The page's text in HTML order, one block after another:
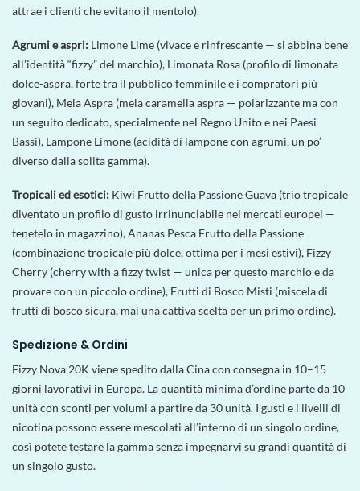
attrae i clienti che evitano il mentolo).
Agrumi e aspri: Limone Lime (vivace e rinfrescante — si abbina bene
all’identità “fizzy” del marchio), Limonata Rosa (profilo di limonata
dolce-aspra, forte tra il pubblico femminile e i compratori più
giovani), Mela Aspra (mela caramella aspra — polarizzante ma con
un seguito dedicato, specialmente nel Regno Unito e nei Paesi
Bassi), Lampone Limone (acidità di lampone con agrumi, un po’
diverso dalla solita gamma).
Tropicali ed esotici: Kiwi Frutto della Passione Guava (trio tropicale
diventato un profilo di gusto irrinunciabile nei mercati europei —
tenetelo in magazzino), Ananas Pesca Frutto della Passione
(combinazione tropicale più dolce, ottima per i mesi estivi), Fizzy
Cherry (cherry with a fizzy twist — unica per questo marchio e da
provare con un piccolo ordine), Frutti di Bosco Misti (miscela di
frutti di bosco sicura, mai una cattiva scelta per un primo ordine).
Spedizione & Ordini
Fizzy Nova 20K viene spedito dalla Cina con consegna in 10–15
giorni lavorativi in Europa. La quantità minima d’ordine parte da 10
unità con sconti per volumi a partire da 30 unità. I gusti e i livelli di
nicotina possono essere mescolati all’interno di un singolo ordine,
così potete testare la gamma senza impegnarvi su grandi quantità di
un singolo gusto.